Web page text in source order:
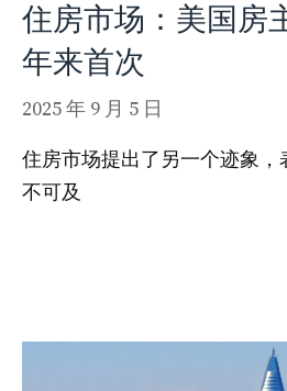
住房市场：美国房
年来首次
2025 年 9 月 5 日
住房市场提出了另一个迹象
不可及